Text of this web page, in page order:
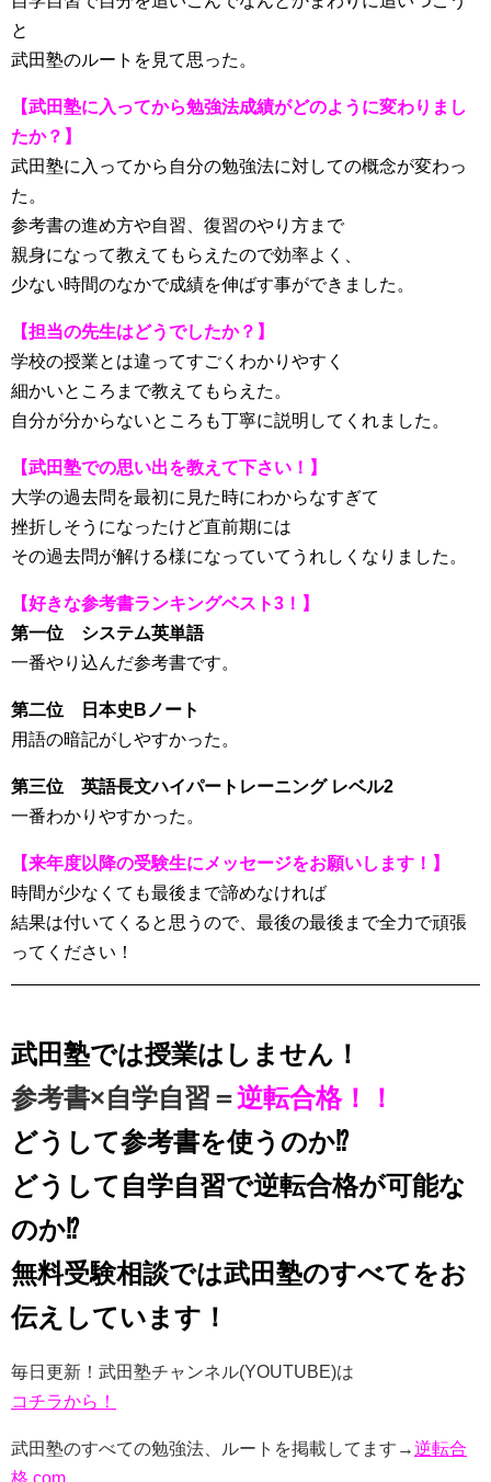
と
武田塾のルートを見て思った。
【武田塾に入ってから勉強法成績がどのように変わりまし
たか？】
武田塾に入ってから自分の勉強法に対しての概念が変わっ
た。
参考書の進め方や自習、復習のやり方まで
親身になって教えてもらえたので効率よく、
少ない時間のなかで成績を伸ばす事ができました。
【担当の先生はどうでしたか？】
学校の授業とは違ってすごくわかりやすく
細かいところまで教えてもらえた。
自分が分からないところも丁寧に説明してくれました。
【武田塾での思い出を教えて下さい！】
大学の過去問を最初に見た時にわからなすぎて
挫折しそうになったけど直前期には
その過去問が解ける様になっていてうれしくなりました。
【好きな参考書ランキングベスト3！】
第一位 システム英単語
一番やり込んだ参考書です。
第二位 日本史Bノート
用語の暗記がしやすかった。
第三位 英語長文ハイパートレーニング レベル2
一番わかりやすかった。
【来年度以降の受験生にメッセージをお願いします！】
時間が少なくても最後まで諦めなければ
結果は付いてくると思うので、最後の最後まで全力で頑張
ってください！
武田塾では授業はしません！
参考書×自学自習＝逆転合格！！
どうして参考書を使うのか⁉
どうして自学自習で逆転合格が可能な
のか⁉
無料受験相談では武田塾のすべてをお
伝えしています！
毎日更新！武田塾チャンネル(YOUTUBE)は
コチラから！
武田塾のすべての勉強法、ルートを掲載してます→逆転合
格.com